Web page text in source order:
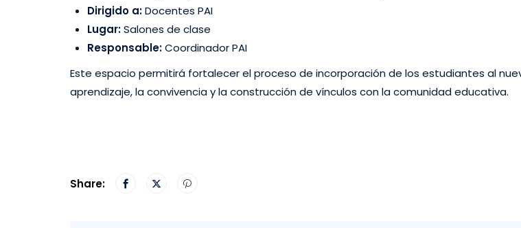
Dirigido a:Docentes PAI
Lugar:Salones de clase
Responsable:Coordinador PAI
Este espacio permitirá fortalecer el proceso de incorporación de los estudiantes al
aprendizaje, la convivencia y la construcción de vínculos con la comunidad educativa.
Share: